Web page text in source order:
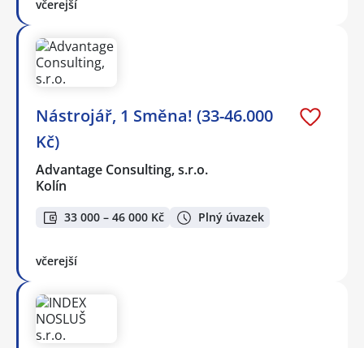
včerejší
Nástrojář, 1 Směna! (33-46.000
Kč)
Advantage Consulting, s.r.o.
Kolín
33 000 – 46 000 Kč Plný úvazek
včerejší